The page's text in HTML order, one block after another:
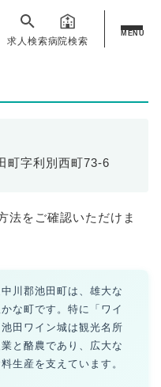
求人検索病院検索
MENU
町字利別西町73-6
法をご確認いただけま
川郡池田町は、雄大な
な町です。特に「ワイ
田ワイン城は観光名所
と酪農であり、広大な
生産を支えています。